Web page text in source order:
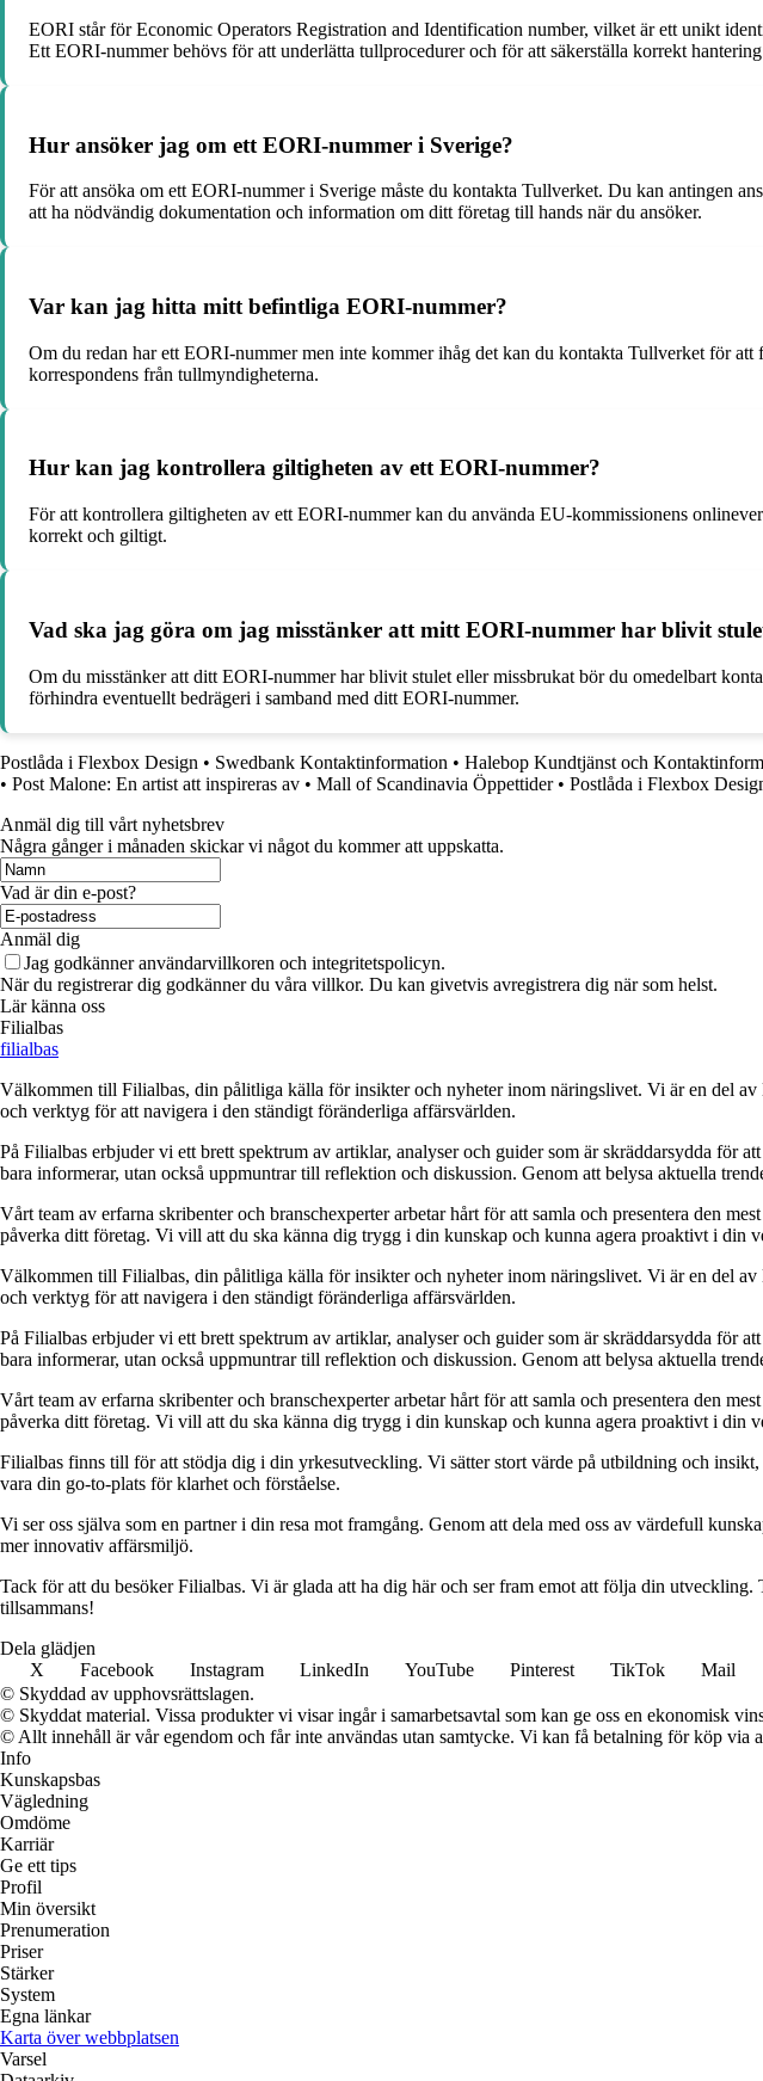
EORI står för Economic Operators Registration and Identification number, vilket är ett unikt
Ett EORI-nummer behövs för att underlätta tullprocedurer och för att säkerställa korrekt
Hur ansöker jag om ett EORI-nummer i Sverige?
För att ansöka om ett EORI-nummer i Sverige måste du kontakta Tullverket. Du kan antingen
att ha nödvändig dokumentation och information om ditt företag till hands när du ansöker.
Var kan jag hitta mitt befintliga EORI-nummer?
Om du redan har ett EORI-nummer men inte kommer ihåg det kan du kontakta Tullverket för
korrespondens från tullmyndigheterna.
Hur kan jag kontrollera giltigheten av ett EORI-nummer?
För att kontrollera giltigheten av ett EORI-nummer kan du använda EU-kommissionens
korrekt och giltigt.
Vad ska jag göra om jag misstänker att mitt EORI-nummer har blivit
Om du misstänker att ditt EORI-nummer har blivit stulet eller missbrukat bör du omedelbart
förhindra eventuellt bedrägeri i samband med ditt EORI-nummer.
Postlåda i Flexbox Design • Swedbank Kontaktinformation • Halebop Kundtjänst och
• Post Malone: En artist att inspireras av • Mall of Scandinavia Öppettider• Postlåda i Flexbox
Anmäl dig till vårt nyhetsbrev
Några gånger i månaden skickar vi något du kommer att uppskatta.
Vad är din e-post?
Anmäl dig
Jag godkänner användarvillkoren och integritetspolicyn.
När du registrerar dig godkänner du våra villkor. Du kan givetvis avregistrera dig när som helst.
Lär känna oss
Filialbas
filialbas
Välkommen till Filialbas, din pålitliga källa för insikter och nyheter inom näringslivet. Vi är en del
och verktyg för att navigera i den ständigt föränderliga affärsvärlden.
På Filialbas erbjuder vi ett brett spektrum av artiklar, analyser och guider som är skräddarsydda för
bara informerar, utan också uppmuntrar till reflektion och diskussion. Genom att belysa aktuella
Vårt team av erfarna skribenter och branschexperter arbetar hårt för att samla och presentera den
påverka ditt företag. Vi vill att du ska känna dig trygg i din kunskap och kunna agera proaktivt i din
Välkommen till Filialbas, din pålitliga källa för insikter och nyheter inom näringslivet. Vi är en del
och verktyg för att navigera i den ständigt föränderliga affärsvärlden.
På Filialbas erbjuder vi ett brett spektrum av artiklar, analyser och guider som är skräddarsydda för
bara informerar, utan också uppmuntrar till reflektion och diskussion. Genom att belysa aktuella
Vårt team av erfarna skribenter och branschexperter arbetar hårt för att samla och presentera den
påverka ditt företag. Vi vill att du ska känna dig trygg i din kunskap och kunna agera proaktivt i din
Filialbas finns till för att stödja dig i din yrkesutveckling. Vi sätter stort värde på utbildning och
vara din go-to-plats för klarhet och förståelse.
Vi ser oss själva som en partner i din resa mot framgång. Genom att dela med oss av värdefull
mer innovativ affärsmiljö.
Tack för att du besöker Filialbas. Vi är glada att ha dig här och ser fram emot att följa din
tillsammans!
Dela glädjen
X
Facebook Instagram LinkedIn YouTube Pinterest TikTok Mail
© Skyddad av upphovsrättslagen.
© Skyddat material. Vissa produkter vi visar ingår i samarbetsavtal som kan ge oss en ekonomisk
© Allt innehåll är vår egendom och får inte användas utan samtycke. Vi kan få betalning för köp via
Info
Kunskapsbas
Vägledning
Omdöme
Karriär
Ge ett tips
Profil
Min översikt
Prenumeration
Priser
Stärker
System
Egna länkar
Karta över webbplatsen
Varsel